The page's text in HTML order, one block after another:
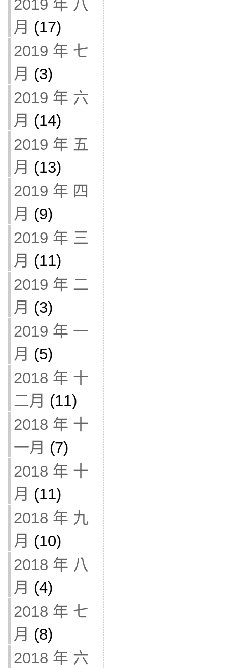
2019 年 八
月 (17)
2019 年 七
月 (3)
2019 年 六
月 (14)
2019 年 五
月 (13)
2019 年 四
月 (9)
2019 年 三
月 (11)
2019 年 二
月 (3)
2019 年 一
月 (5)
2018 年 十
二月 (11)
2018 年 十
一月 (7)
2018 年 十
月 (11)
2018 年 九
月 (10)
2018 年 八
月 (4)
2018 年 七
月 (8)
2018 年 六